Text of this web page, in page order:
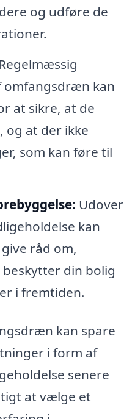
og udføre de
Regelmæssig
omfangsdræn kan
at sikre, at de
at der ikke
som kan føre til
Udover
kan
råd om,
din bolig
i fremtiden.
kan spare
i form af
senere
at vælge et